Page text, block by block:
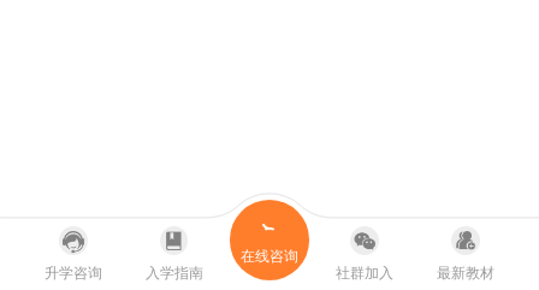
升学咨询 入学指南
在线咨询
社群加入
最新教材